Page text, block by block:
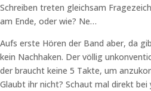
Schreiben treten gleichsam
am Ende, oder wie? Ne…
Aufs erste Hören der Band aber, da
kein Nachhaken. Der völlig
der braucht keine 5 Takte, um
Glaubt ihr nicht? Schaut mal direkt bei